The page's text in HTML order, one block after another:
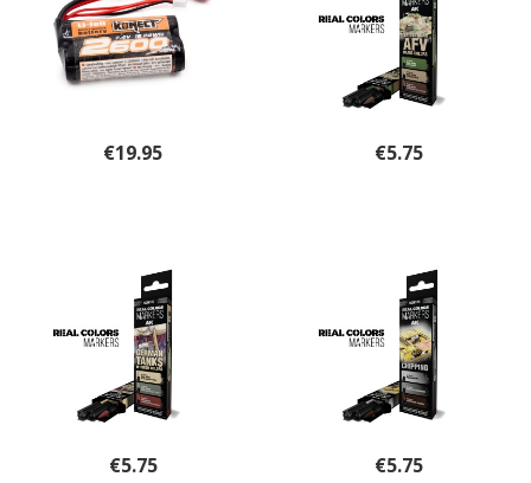
€19.95 €5.75
€5.75 €5.75